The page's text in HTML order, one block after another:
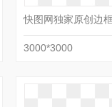
快图网独家原创边
3000*3000